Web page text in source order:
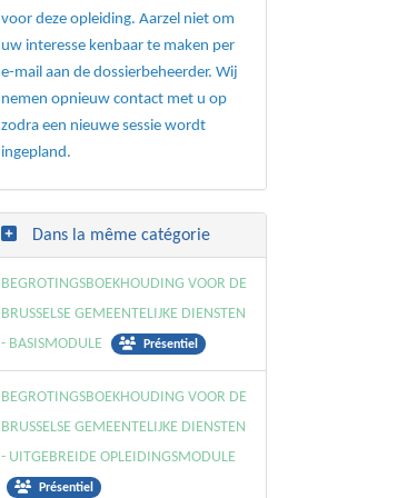
voor deze opleiding. Aarzel niet om
uw interesse kenbaar te maken per
e-mail aan de dossierbeheerder. Wij
nemen opnieuw contact met u op
zodra een nieuwe sessie wordt
ingepland.
Dans la même catégorie
BEGROTINGSBOEKHOUDING VOOR DE
BRUSSELSE GEMEENTELIJKE DIENSTEN
- BASISMODULE
Présentiel
BEGROTINGSBOEKHOUDING VOOR DE
BRUSSELSE GEMEENTELIJKE DIENSTEN
- UITGEBREIDE OPLEIDINGSMODULE
Présentiel